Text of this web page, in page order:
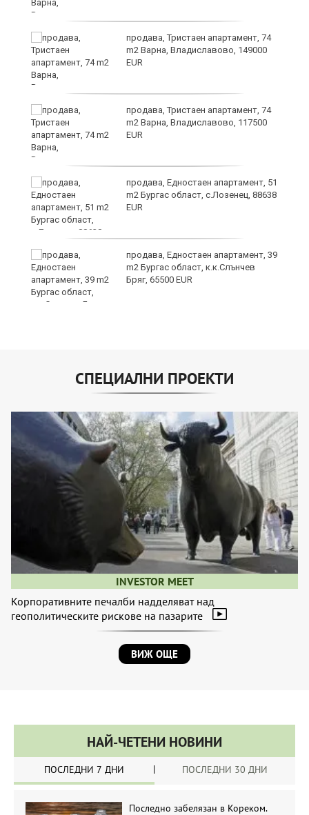
продава, Тристаен апартамент, 74
m2 Варна, Владиславово, 149000
EUR
продава, Тристаен апартамент, 74
m2 Варна, Владиславово, 117500
EUR
продава, Едностаен апартамент, 51
m2 Бургас област, с.Лозенец, 88638
EUR
продава, Едностаен апартамент, 39
m2 Бургас област, к.к.Слънчев
Бряг, 65500 EUR
СПЕЦИАЛНИ ПРОЕКТИ
INVESTOR MEET
Корпоративните печалби надделяват над
геополитическите рискове на пазарите
ВИЖ ОЩЕ
НАЙ-ЧЕТЕНИ НОВИНИ
ПОСЛЕДНИ 7 ДНИ ПОСЛЕДНИ 30 ДНИ
Последно забелязан в Кореком.